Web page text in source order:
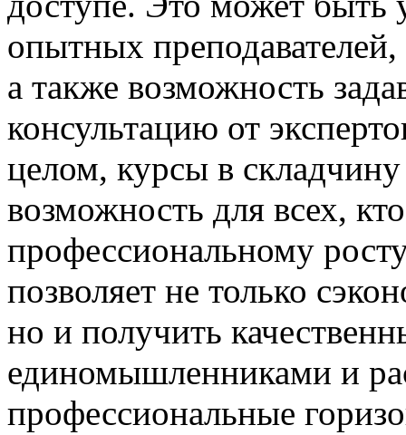
опытных
а также возможность
консультацию от
целом, курсы в
возможность для всех,
профессиональному
позволяет не только
но и получить
единомышленниками и
профессиональные